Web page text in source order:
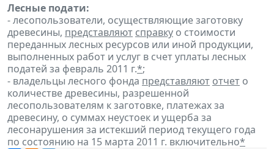
Лесные подати:
- лесопользователи, осуществляющие заготовку
древесины, представляют справку о стоимости
переданных лесных ресурсов или иной продукции,
выполненных работ и услуг в счет уплаты лесных
податей за февраль 2011 г.*;
- владельцы лесного фонда представляют отчет о
количестве древесины, разрешенной
лесопользователям к заготовке, платежах за
древесину, о суммах неустоек и ущерба за
лесонарушения за истекший период текущего года
по состоянию на 15 марта 2011 г. включительно*